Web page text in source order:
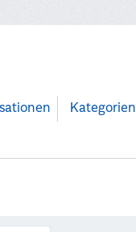
Kategorien